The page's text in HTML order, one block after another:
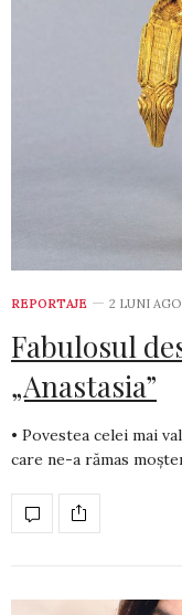
REPORTAJE 2 LUNI AGO
Fabulosul
„Anastasia”
• Povestea celei mai
care ne-a rămas